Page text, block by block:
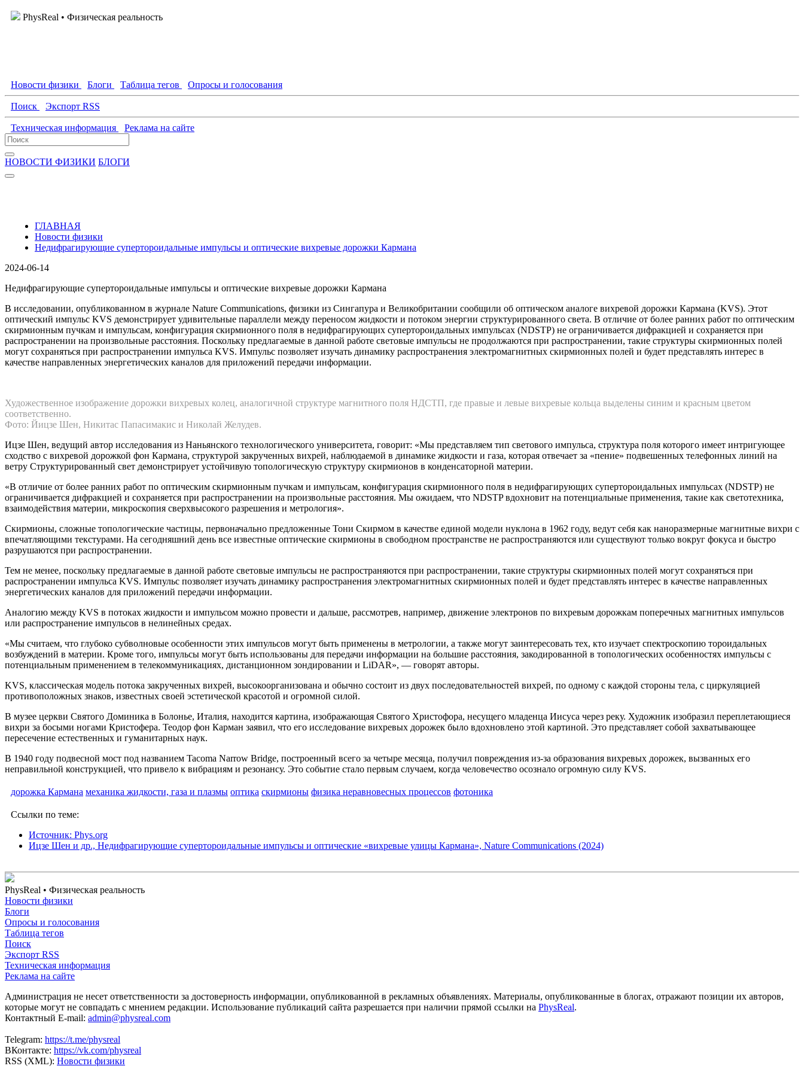
PhysReal • Физическая реальность
Новости физики Блоги Таблица тегов Опросы и голосования
Поиск Экспорт RSS
Техническая информация Реклама на сайте
НОВОСТИ ФИЗИКИ БЛОГИ
ГЛАВНАЯ
Новости физики
Недифрагирующие супертороидальные импульсы и оптические вихревые дорожки Кармана
2024-06-14
Недифрагирующие супертороидальные импульсы и оптические вихревые дорожки Кармана
В исследовании, опубликованном в журнале Nature Communications, физики из Сингапура и Великобритании сообщили об оптическом аналоге вихревой дорожки Кармана (KVS). Этот
оптический импульс KVS демонстрирует удивительные параллели между переносом жидкости и потоком энергии структурированного света. В отличие от более ранних работ по оптическим
скирмионным пучкам и импульсам, конфигурация скирмионного поля в недифрагирующих супертороидальных импульсах (NDSTP) не ограничивается дифракцией и сохраняется при
распространении на произвольные расстояния. Поскольку предлагаемые в данной работе световые импульсы не продолжаются при распространении, такие структуры скирмионных полей
могут сохраняться при распространении импульса KVS. Импульс позволяет изучать динамику распространения электромагнитных скирмионных полей и будет представлять интерес в
качестве направленных энергетических каналов для приложений передачи информации.
Художественное изображение дорожки вихревых колец, аналогичной структуре магнитного поля НДСТП, где правые и левые вихревые кольца выделены синим и красным цветом
соответственно.
Фото: Йицзе Шен, Никитас Папасимакис и Николай Желудев.
Ицзе Шен, ведущий автор исследования из Наньянского технологического университета, говорит: «Мы представляем тип светового импульса, структура поля которого имеет интригующее
сходство с вихревой дорожкой фон Кармана, структурой закрученных вихрей, наблюдаемой в динамике жидкости и газа, которая отвечает за «пение» подвешенных телефонных линий на
ветру Структурированный свет демонстрирует устойчивую топологическую структуру скирмионов в конденсаторной материи.
«В отличие от более ранних работ по оптическим скирмионным пучкам и импульсам, конфигурация скирмионного поля в недифрагирующих супертороидальных импульсах (NDSTP) не
ограничивается дифракцией и сохраняется при распространении на произвольные расстояния. Мы ожидаем, что NDSTP вдохновит на потенциальные применения, такие как светотехника,
взаимодействия материи, микроскопия сверхвысокого разрешения и метрология».
Скирмионы, сложные топологические частицы, первоначально предложенные Тони Скирмом в качестве единой модели нуклона в 1962 году, ведут себя как наноразмерные магнитные вихри с
впечатляющими текстурами. На сегодняшний день все известные оптические скирмионы в свободном пространстве не распространяются или существуют только вокруг фокуса и быстро
разрушаются при распространении.
Тем не менее, поскольку предлагаемые в данной работе световые импульсы не распространяются при распространении, такие структуры скирмионных полей могут сохраняться при
распространении импульса KVS. Импульс позволяет изучать динамику распространения электромагнитных скирмионных полей и будет представлять интерес в качестве направленных
энергетических каналов для приложений передачи информации.
Аналогию между KVS в потоках жидкости и импульсом можно провести и дальше, рассмотрев, например, движение электронов по вихревым дорожкам поперечных магнитных импульсов
или распространение импульсов в нелинейных средах.
«Мы считаем, что глубоко субволновые особенности этих импульсов могут быть применены в метрологии, а также могут заинтересовать тех, кто изучает спектроскопию тороидальных
возбуждений в материи. Кроме того, импульсы могут быть использованы для передачи информации на большие расстояния, закодированной в топологических особенностях импульсы с
потенциальным применением в телекоммуникациях, дистанционном зондировании и LiDAR», — говорят авторы.
KVS, классическая модель потока закрученных вихрей, высокоорганизована и обычно состоит из двух последовательностей вихрей, по одному с каждой стороны тела, с циркуляцией
противоположных знаков, известных своей эстетической красотой и огромной силой.
В музее церкви Святого Доминика в Болонье, Италия, находится картина, изображающая Святого Христофора, несущего младенца Иисуса через реку. Художник изобразил переплетающиеся
вихри за босыми ногами Кристофера. Теодор фон Карман заявил, что его исследование вихревых дорожек было вдохновлено этой картиной. Это представляет собой захватывающее
пересечение естественных и гуманитарных наук.
В 1940 году подвесной мост под названием Tacoma Narrow Bridge, построенный всего за четыре месяца, получил повреждения из-за образования вихревых дорожек, вызванных его
неправильной конструкцией, что привело к вибрациям и резонансу. Это событие стало первым случаем, когда человечество осознало огромную силу KVS.
дорожка Кармана механика жидкости, газа и плазмы оптика скирмионы физика неравновесных процессов фотоника
Ссылки по теме:
Источник: Phys.org
Ицзе Шен и др., Недифрагирующие супертороидальные импульсы и оптические «вихревые улицы Кармана», Nature Communications (2024)
PhysReal • Физическая реальность
Новости физики
Блоги
Опросы и голосования
Таблица тегов
Поиск
Экспорт RSS
Техническая информация
Реклама на сайте
Администрация не несет ответственности за достоверность информации, опубликованной в рекламных объявлениях. Материалы, опубликованные в блогах, отражают позиции их авторов,
которые могут не совпадать с мнением редакции. Использование публикаций сайта разрешается при наличии прямой ссылки на PhysReal.
Контактный E-mail: admin@physreal.com
Telegram: https://t.me/physreal
ВКонтакте: https://vk.com/physreal
RSS (XML): Новости физики